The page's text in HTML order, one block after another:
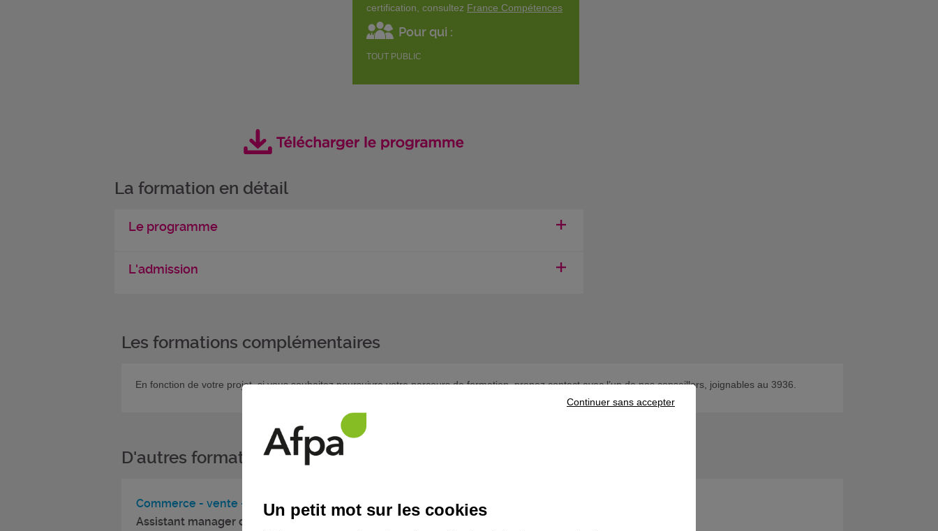
certification, consultez France Compétences
Pour qui :
TOUT PUBLIC
La formation en détail
Le programme
L'admission
Les formations complémentaires
En fonction de votre projet, si vous souhaitez poursuivre votre parcours de formation, prenez contact avec l’un de nos conseillers, joignables au 3936.
D'autres formations dans le domaine
Commerce - vente - distribution
Assistant manager d’unité marchande - Contrat en alternance
Un petit mot sur les cookies
Continuer sans accepter